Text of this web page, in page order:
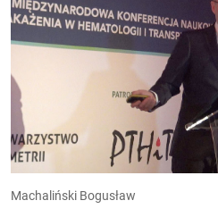
Machaliński Bogusław